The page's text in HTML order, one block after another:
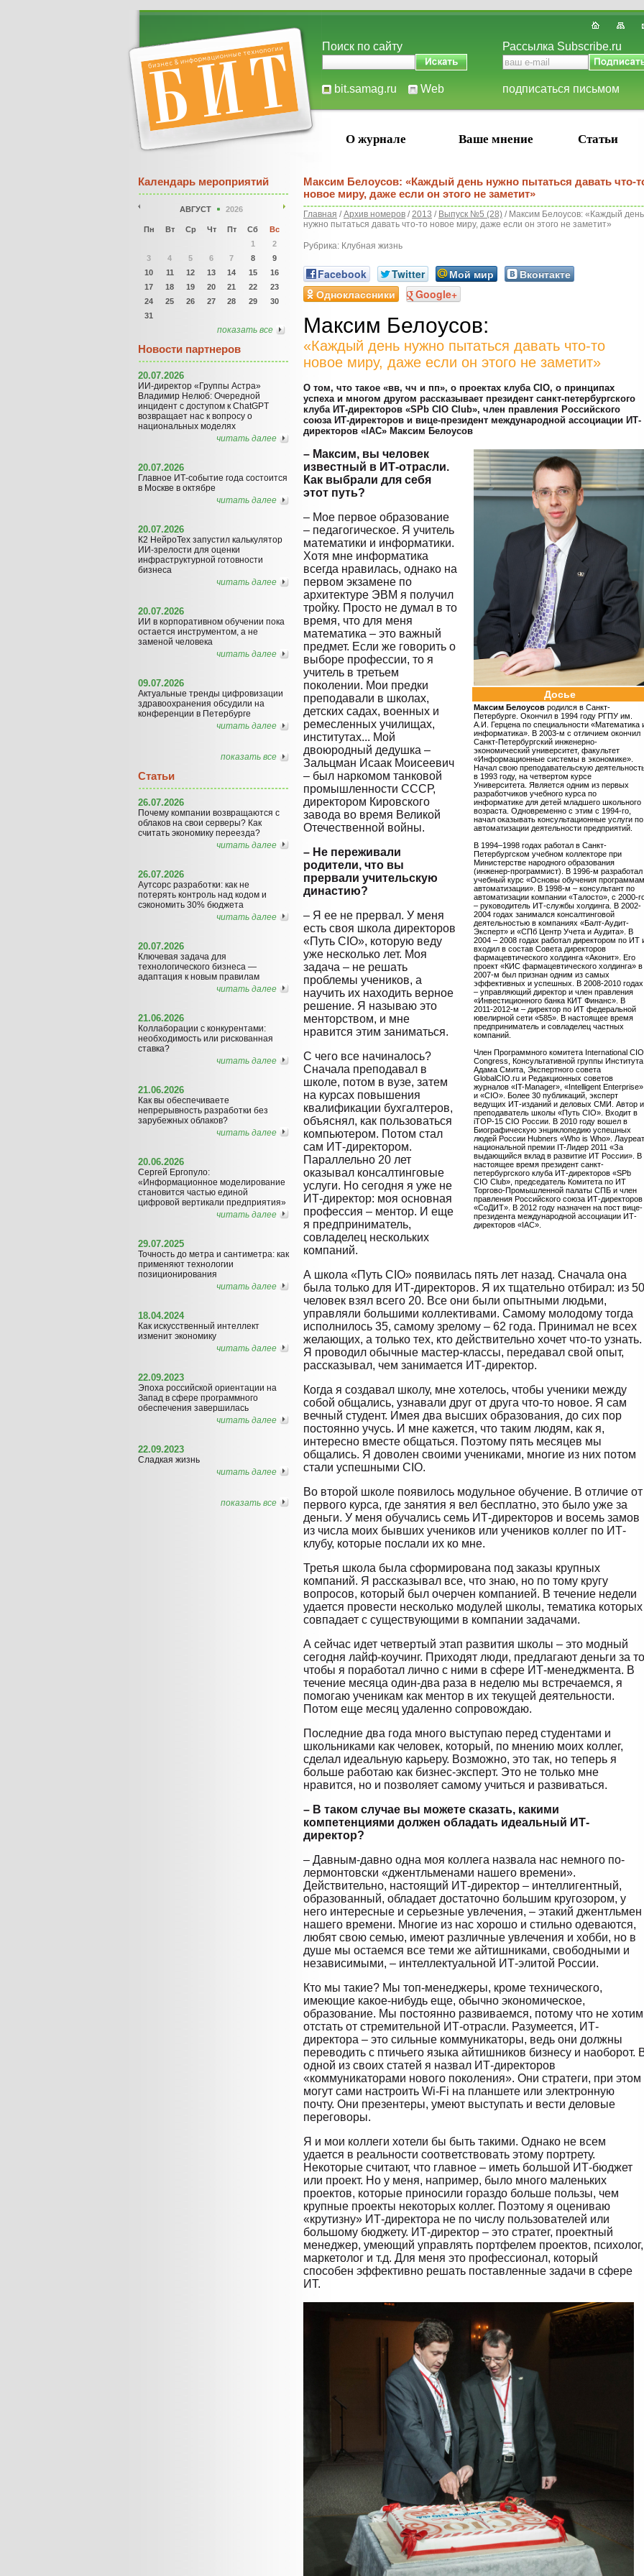
Поиск по сайту
bit.samag.ru Web
Рассылка Subscribe.ru
подписаться письмом
О журнале Ваше мнение Статьи
Календарь мероприятий
АВГУСТ 2026
Пн Вт Ср Чт Пт Сб
Вс
1
2
3
4 5 6 7 8
9
10
11 12 13 14 15
16
17
18 19 20 21 22
23
24
25 26 27 28 29
30
31
показать все
Новости партнеров
20.07.2026
ИИ-директор «Группы Астра»
Владимир Нелюб: Очередной
инцидент с доступом к ChatGPT
возвращает нас к вопросу о
национальных моделях
читать далее
20.07.2026
Главное ИТ-событие года состоится
в Москве в октябре
читать далее
20.07.2026
К2 НейроТех запустил калькулятор
ИИ-зрелости для оценки
инфраструктурной готовности
бизнеса
читать далее
20.07.2026
ИИ в корпоративном обучении пока
остается инструментом, а не
заменой человека
читать далее
09.07.2026
Актуальные тренды цифровизации
здравоохранения обсудили на
конференции в Петербурге
читать далее
показать все
Статьи
26.07.2026
Почему компании возвращаются с
облаков на свои серверы? Как
считать экономику переезда?
читать далее
26.07.2026
Аутсорс разработки: как не
потерять контроль над кодом и
сэкономить 30% бюджета
читать далее
20.07.2026
Ключевая задача для
технологического бизнеса —
адаптация к новым правилам
читать далее
21.06.2026
Коллаборации с конкурентами:
необходимость или рискованная
ставка?
читать далее
21.06.2026
Как вы обеспечиваете
непрерывность разработки без
зарубежных облаков?
читать далее
20.06.2026
Сергей Ергопуло:
«Информационное моделирование
становится частью единой
цифровой вертикали предприятия»
читать далее
29.07.2025
Точность до метра и сантиметра: как
применяют технологии
позиционирования
читать далее
18.04.2024
Как искусственный интеллект
изменит экономику
читать далее
22.09.2023
Эпоха российской ориентации на
Запад в сфере программного
обеспечения завершилась
читать далее
22.09.2023
Сладкая жизнь
читать далее
показать все
Максим Белоусов: «Каждый день нужно пытаться давать что-
новое миру, даже если он этого не заметит»
Главная /Архив номеров /2013 / Выпуск №5 (28) / Максим Белоусов: «Каждый день
нужно пытаться давать что-то новое миру, даже если он этого не заметит»
Рубрика: Клубная жизнь
Facebook Twitter Мой мир
Вконтакте
Одноклассники
Google+
Максим Белоусов:
«Каждый день нужно пытаться давать что-то
новое миру, даже если он этого не заметит»
О том, что такое «вв, чч и пп», о проектах клуба CIO, о принципах
успеха и многом другом рассказывает президент санкт-петербургского
клуба ИТ-директоров «SPb CIO Club», член правления Российского
союза ИТ-директоров и вице-президент международной ассоциации ИТ-
директоров «IAC» Максим Белоусов
Досье
Максим Белоусов родился в Санкт-
Петербурге. Окончил в 1994 году РГПУ им.
А.И. Герцена по специальности «Математика
информатика». В 2003-м с отличием окончил
Санкт-Петербургский инженерно-
экономический университет, факультет
«Информационные системы в экономике».
Начал свою преподавательскую
в 1993 году, на четвертом курсе
Университета. Является одним из первых
разработчиков учебного курса по
информатике для детей младшего школьного
возраста. Одновременно с этим с 1994-го,
начал оказывать консультационные услуги по
автоматизации деятельности предприятий.
В 1994–1998 годах работал в Санкт-
Петербургском учебном коллекторе при
Министерстве народного образования
(инженер-программист). В 1996-м разработал
учебный курс «Основы обучения программам
автоматизации». В 1998-м – консультант по
автоматизации компании «Талосто», с 2000-
– руководитель ИТ-службы холдинга. В 2002-
2004 годах занимался консалтинговой
деятельностью в компаниях «Балт-Аудит-
Эксперт» и «СПб Центр Учета и Аудита». В
2004 – 2008 годах работал директором по ИТ
входил в состав Совета директоров
фармацевтического холдинга «Аконит». Его
проект «КИС фармацевтического холдинга» в
2007-м был признан одним из самых
эффективных и успешных. В 2008-2010 годах
– управляющий директор и член правления
«Инвестиционного банка КИТ Финанс». В
2011-2012-м – директор по ИТ федеральной
ювелирной сети «585». В настоящее время
предприниматель и совладелец частных
компаний.
Член Программного комитета International CIO
Congress, Консультативной группы Института
Адама Смита, Экспертного совета
GlobalCIO.ru и Редакционных советов
журналов «IT-Manager», «Intelligent Enterprise»
и «CIO». Более 30 публикаций, эксперт
ведущих ИТ-изданий и деловых СМИ. Автор и
преподаватель школы «Путь CIO». Входит в
iTOP-15 CIO России. В 2010 году вошел в
Биографическую энциклопедию успешных
людей России Hubners «Who is Who». Лауреат
национальной премии IT-Лидер 2011 «За
выдающийся вклад в развитие ИТ России». В
настоящее время президент санкт-
петербургского клуба ИТ-директоров «SPb
CIO Club» , председатель Комитета по ИТ
Торгово-Промышленной палаты СПБ и член
правления Российского союза ИТ-директоров
«СоДИТ». В 2012 году назначен на пост вице-
президента международной ассоциации ИТ-
директоров «IAC».
– Максим, вы человек
известный в ИТ-отрасли.
Как выбрали для себя
этот путь?
– Мое первое образование
– педагогическое. Я учитель
математики и информатики.
Хотя мне информатика
всегда нравилась, однако на
первом экзамене по
архитектуре ЭВМ я получил
тройку. Просто не думал в то
время, что для меня
математика – это важный
предмет. Если же говорить о
выборе профессии, то я
учитель в третьем
поколении. Мои предки
преподавали в школах,
детских садах, военных и
ремесленных училищах,
институтах... Мой
двоюродный дедушка –
Зальцман Исаак Моисеевич
– был наркомом танковой
промышленности СССР,
директором Кировского
завода во время Великой
Отечественной войны.
– Не переживали
родители, что вы
прервали учительскую
династию?
– Я ее не прервал. У меня
есть своя школа директоров
«Путь CIO», которую веду
уже несколько лет. Моя
задача – не решать
проблемы учеников, а
научить их находить верное
решение. Я называю это
менторством, и мне
нравится этим заниматься.
С чего все начиналось?
Сначала преподавал в
школе, потом в вузе, затем
на курсах повышения
квалификации бухгалтеров,
объяснял, как пользоваться
компьютером. Потом стал
сам ИТ-директором.
Параллельно 20 лет
оказывал консалтинговые
услуги. Но сегодня я уже не
ИТ-директор: моя основная
профессия – ментор. И еще
я предприниматель,
совладелец нескольких
компаний.
А школа «Путь CIO» появилась пять лет назад. Сначала она
была только для ИТ-директоров. Я их тщательно отбирал: из 50
человек взял всего 20. Все они были опытными людьми,
управляли большими коллективами. Самому молодому тогда
исполнилось 35, самому зрелому – 62 года. Принимал не всех
желающих, а только тех, кто действительно хочет что-то узнать.
Я проводил обычные мастер-классы, передавал свой опыт,
рассказывал, чем занимается ИТ-директор.
Когда я создавал школу, мне хотелось, чтобы ученики между
собой общались, узнавали друг от друга что-то новое. Я сам
вечный студент. Имея два высших образования, до сих пор
постоянно учусь. И мне кажется, что таким людям, как я,
интересно вместе общаться. Поэтому пять месяцев мы
общались. Я доволен своими учениками, многие из них потом
стали успешными CIO.
Во второй школе появилось модульное обучение. В отличие от
первого курса, где занятия я вел бесплатно, это было уже за
деньги. У меня обучались семь ИТ-директоров и восемь замов
из числа моих бывших учеников или учеников коллег по ИТ-
клубу, которые послали их ко мне.
Третья школа была сформирована под заказы крупных
компаний. Я рассказывал все, что знаю, но по тому кругу
вопросов, который был очерчен компанией. В течение недели
удается провести несколько модулей школы, тематика которых
совпадает с существующими в компании задачами.
А сейчас идет четвертый этап развития школы – это модный
сегодня лайф-коучинг. Приходят люди, предлагают деньги за
чтобы я поработал лично с ними в сфере ИТ-менеджмента. В
течение месяца один-два раза в неделю мы встречаемся, я
помогаю ученикам как ментор в их текущей деятельности.
Потом еще месяц удаленно сопровождаю.
Последние два года много выступаю перед студентами и
школьниками как человек, который, по мнению моих коллег,
сделал идеальную карьеру. Возможно, это так, но теперь я
больше работаю как бизнес-эксперт. Это не только мне
нравится, но и позволяет самому учиться и развиваться.
– В таком случае вы можете сказать, какими
компетенциями должен обладать идеальный ИТ-
директор?
– Давным-давно одна моя коллега назвала нас немного по-
лермонтовски «джентльменами нашего времени».
Действительно, настоящий ИТ-директор – интеллигентный,
образованный, обладает достаточно большим кругозором, у
него интересные и серьезные увлечения, – этакий джентльмен
нашего времени. Многие из нас хорошо и стильно одеваются,
любят свою семью, имеют различные увлечения и хобби, но в
душе мы остаемся все теми же айтишниками, свободными и
независимыми, – интеллектуальной ИТ-элитой России.
Кто мы такие? Мы топ-менеджеры, кроме технического,
имеющие какое-нибудь еще, обычно экономическое,
образование. Мы постоянно развиваемся, потому что не хотим
отстать от стремительной ИТ-отрасли. Разумеется, ИТ-
директора – это сильные коммуникаторы, ведь они должны
переводить с птичьего языка айтишников бизнесу и наоборот.
одной из своих статей я назвал ИТ-директоров
«коммуникаторами нового поколения». Они стратеги, при этом
могут сами настроить Wi-Fi на планшете или электронную
почту. Они презентеры, умеют выступать и вести деловые
переговоры.
Я и мои коллеги хотели бы быть такими. Однако не всем
удается в реальности соответствовать этому портрету.
Некоторые считают, что главное – иметь большой ИТ-бюджет
или проект. Но у меня, например, было много маленьких
проектов, которые приносили гораздо больше пользы, чем
крупные проекты некоторых коллег. Поэтому я оцениваю
«крутизну» ИТ-директора не по числу пользователей или
большому бюджету. ИТ-директор – это стратег, проектный
менеджер, умеющий управлять портфелем проектов, психолог,
маркетолог и т.д. Для меня это профессионал, который
способен эффективно решать поставленные задачи в сфере
ИТ.